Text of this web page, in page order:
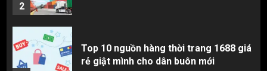
2
Top 10 nguồn hàng thời trang 1688 giá
rẻ giật mình cho dân buôn mới